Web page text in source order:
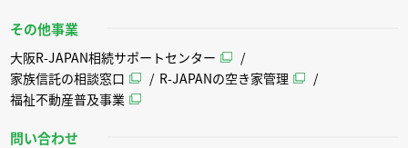
その他事業
大阪R-JAPAN相続サポートセンター
家族信託の相談窓口
R-JAPANの空き家管理
福祉不動産普及事業
問い合わせ